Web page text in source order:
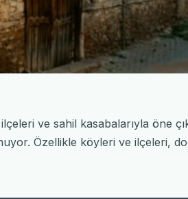
ve sahil kasabalarıyla öne
Özellikle köyleri ve ilçeleri,